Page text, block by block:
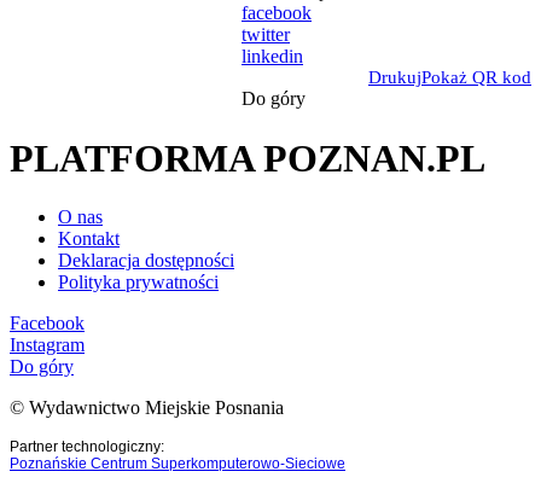
facebook
twitter
linkedin
DrukujPokaż QR kod
Do góry
PLATFORMA POZNAN.PL
O nas
Kontakt
Deklaracja dostępności
Polityka prywatności
Facebook
Instagram
Do góry
© Wydawnictwo Miejskie Posnania
Partner technologiczny:
Poznańskie Centrum Superkomputerowo-Sieciowe